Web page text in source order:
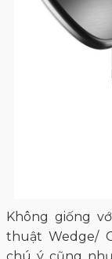
Không giống
thuật Wedge/